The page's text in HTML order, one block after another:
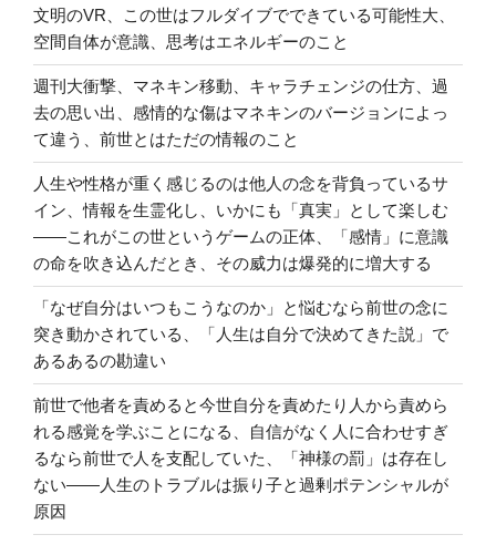
文明のVR、この世はフルダイブでできている可能性大、
空間自体が意識、思考はエネルギーのこと
週刊大衝撃、マネキン移動、キャラチェンジの仕方、過
去の思い出、感情的な傷はマネキンのバージョンによっ
て違う、前世とはただの情報のこと
人生や性格が重く感じるのは他人の念を背負っているサ
イン、情報を生霊化し、いかにも「真実」として楽しむ
――これがこの世というゲームの正体、「感情」に意識
の命を吹き込んだとき、その威力は爆発的に増大する
「なぜ自分はいつもこうなのか」と悩むなら前世の念に
突き動かされている、「人生は自分で決めてきた説」で
あるあるの勘違い
前世で他者を責めると今世自分を責めたり人から責めら
れる感覚を学ぶことになる、自信がなく人に合わせすぎ
るなら前世で人を支配していた、「神様の罰」は存在し
ない――人生のトラブルは振り子と過剰ポテンシャルが
原因